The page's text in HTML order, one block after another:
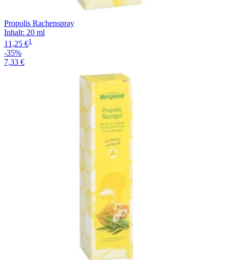
Propolis Rachenspray
Inhalt: 20 ml
11,25 €1
-35%
7,33 €